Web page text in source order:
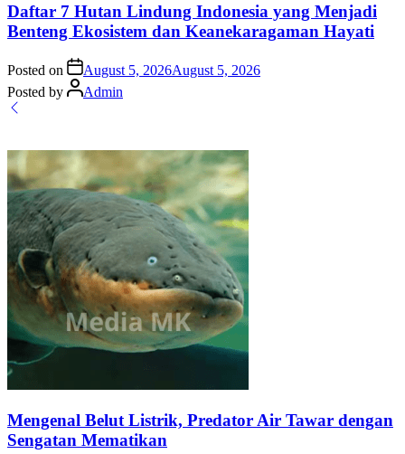
Daftar 7 Hutan Lindung Indonesia yang Menjadi
Benteng Ekosistem dan Keanekaragaman Hayati
Posted on August 5, 2026August 5, 2026
Posted by
Admin
Mengenal Belut Listrik, Predator Air Tawar dengan
Sengatan Mematikan